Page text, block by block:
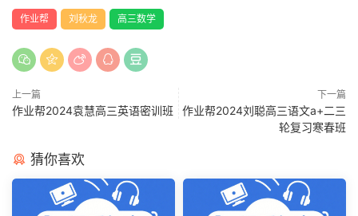
作业帮 刘秋龙 高三数学
上一篇
作业帮2024袁慧高三英语密训班
下一篇
作业帮2024刘聪高三语文a+二三
轮复习寒春班
猜你喜欢